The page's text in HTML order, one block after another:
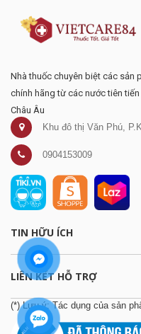
Nhà thuốc chuyên biệt các sản
chính hãng từ các nước tiên
Châu Âu
Khu đô thị Văn Phú,
0904153009
TIN HỮU ÍCH
LIÊN KẾT HỖ TRỢ
(*) Lưu ý: Tác dụng của sản